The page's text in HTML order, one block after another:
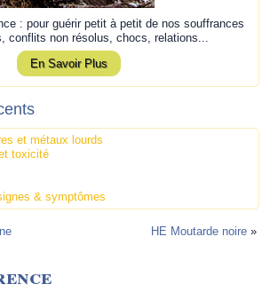
: pour guérir petit à petit de nos souffrances
conflits non résolus, chocs, relations...
En Savoir Plus
et métaux lourds
toxicité
& symptômes
HE Moutarde noire»